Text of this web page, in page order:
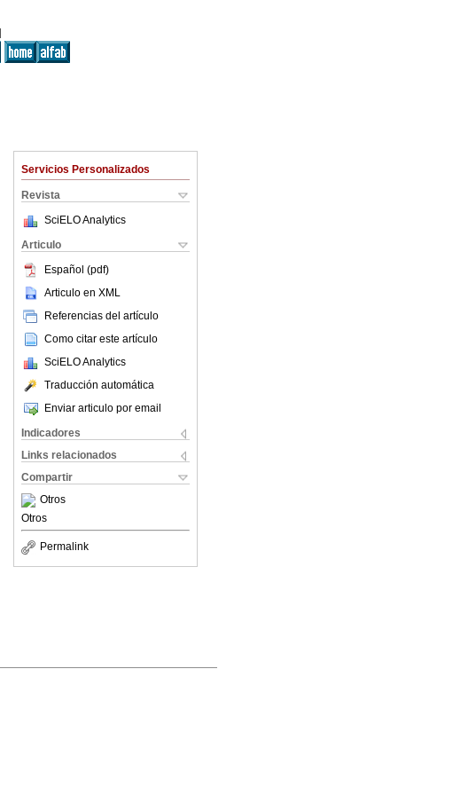
Servicios Personalizados
Revista
SciELO Analytics
Articulo
Español (pdf)
Articulo en XML
Referencias del artículo
Como citar este artículo
SciELO Analytics
Traducción automática
Enviar articulo por email
Indicadores
Links relacionados
Compartir
Otros
Otros
Permalink